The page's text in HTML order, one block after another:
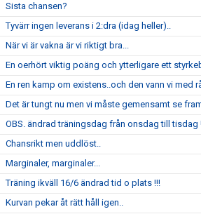
Sista chansen?
Tyvärr ingen leverans i 2:dra (idag heller)..
När vi är vakna är vi riktigt bra...
En oerhört viktig poäng och ytterligare ett
En ren kamp om existens..och den vann vi med
Det är tungt nu men vi måste gemensamt se
OBS. ändrad träningsdag från onsdag till tisdag
Chansrikt men uddlöst..
Marginaler, marginaler...
Träning ikväll 16/6 ändrad tid o plats !!!
Kurvan pekar åt rätt håll igen..